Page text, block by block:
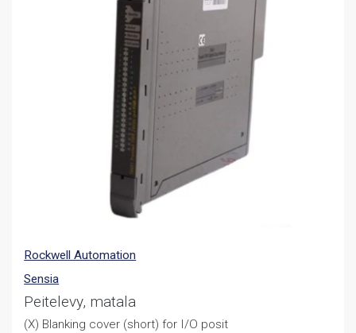
Rockwell Automation
Sensia
Peitelevy, matala
(X) Blanking cover (short) for I/O posit